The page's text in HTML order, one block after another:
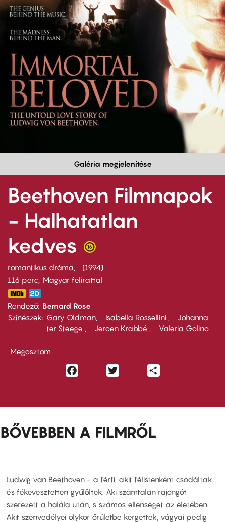
Galéria megjelenítése
Beethoven Filmnapok
- Halhatatlan
kedves
romantikus dráma
1994
116 perc,
Magyar felirattal
Rendező Bernard Rose
Színészek
Gary Oldman Isabella Rossellini
Johanna
ter Steege
Jeroen Krabbé Valeria Golino
Megosztom
Facebook
BŐVEBBEN A FILMRŐL
Ludwig van Beethoven - a férfi, akit félistenként csodáltak
és fékevesztetten gyűlöltek. Aki számtalan rajongót
szerezett a halála után, s számos ellenséget az életében.
Akit szenvedélyei olykor őrületbe kergettek, vágyai pedig